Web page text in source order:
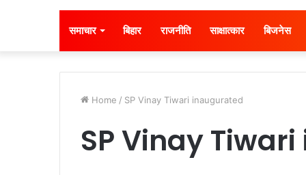
समाचार बिहार राजनीति साक्षात्कार बिजनेस
Home / SP Vinay Tiwari inaugurated
SP Vinay